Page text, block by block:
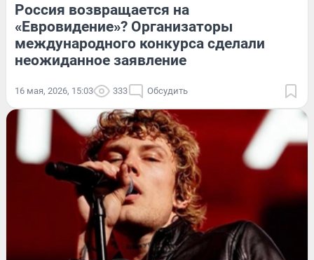
Россия возвращается на
«Евровидение»? Организаторы
международного конкурса сделали
неожиданное заявление
16 мая, 2026, 15:03 333 Обсудить